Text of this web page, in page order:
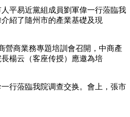
易近黨組成員劉軍偉一行蒞臨我
紹了隨州市的產業基礎及現
商業務專題培訓會召開，中商產
楊云（客座传授）應邀為培
蒞臨我院调查交换。會上，張市